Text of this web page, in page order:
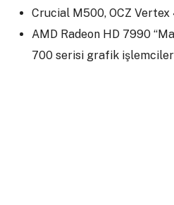
Crucial M500, OCZ
AMD Radeon HD 7990
700 serisi grafik